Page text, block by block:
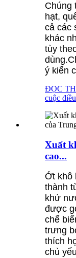
Chúng
hạt,
cả các
khác
tùy
ý kiến
ĐỌC
cuộc
Xuất
cao...
Ớt khô
thành
khử
được
chế
trưng
thích
chủ